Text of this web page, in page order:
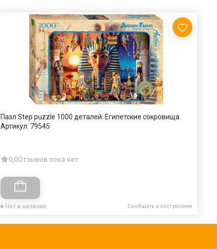
Пазл Step puzzle 1000 деталей: Египетские сокровища
Артикул: 79545
0,0Отзывов пока нет
Нет в наличии Сообщить о поступлении